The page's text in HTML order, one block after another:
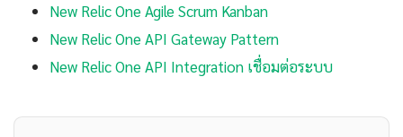
New Relic One Agile Scrum Kanban
New Relic One API Gateway Pattern
New Relic One API Integration เชื่อมต่อระบบ